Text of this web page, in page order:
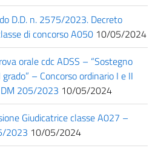
D.D. n. 2575/2023. Decreto
di concorso A050 10/05/2024
orale cdc ADSS – “Sostegno
– Concorso ordinario I e II
205/2023 10/05/2024
Giudicatrice classe A027 –
2023 10/05/2024